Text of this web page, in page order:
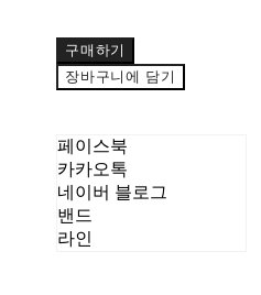
구매하기
장바구니에 담기
페이스북
카카오톡
네이버 블로그
밴드
라인